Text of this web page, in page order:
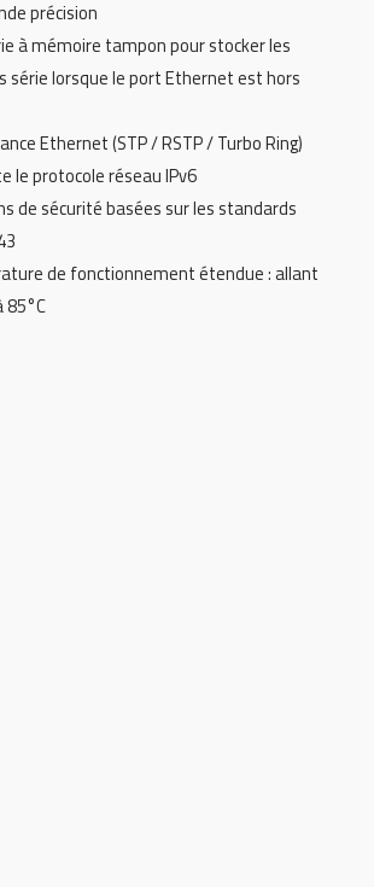
précision
à mémoire tampon pour stocker les
série lorsque le port Ethernet est hors
Ethernet (STP / RSTP / Turbo Ring)
le protocole réseau IPv6
de sécurité basées sur les standards
de fonctionnement étendue : allant
85°C